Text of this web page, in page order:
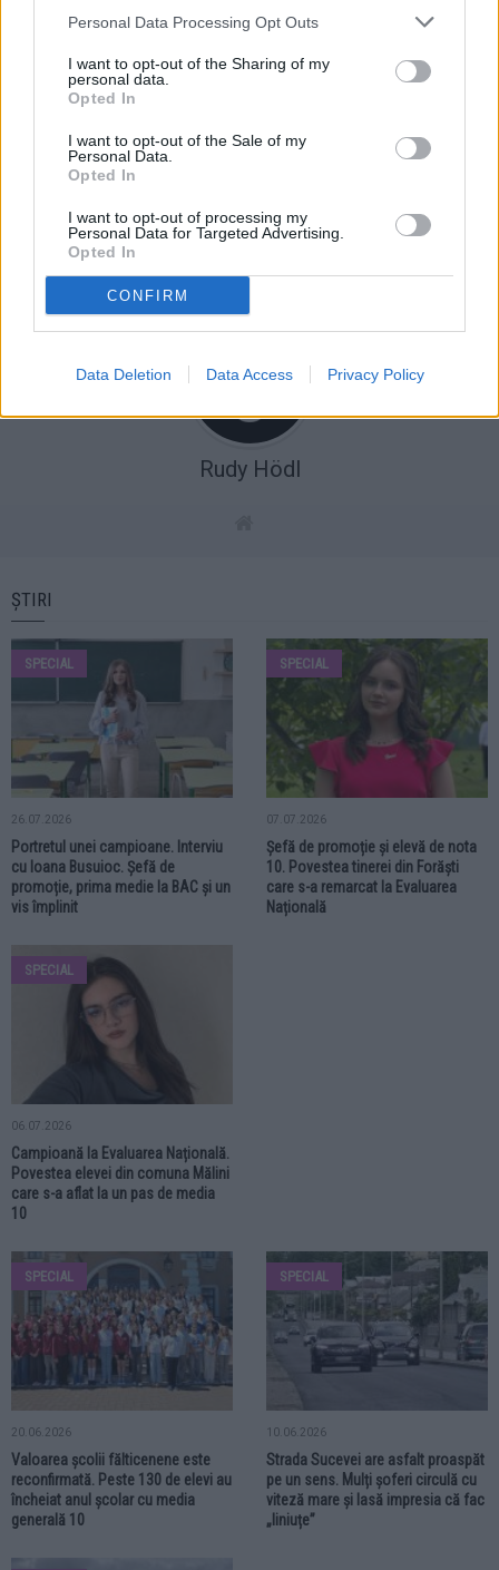
Personal Data Processing Opt Outs
I want to opt-out of the Sharing of my
personal data.
Opted In
I want to opt-out of the Sale of my
Personal Data.
Opted In
I want to opt-out of processing my
Personal Data for Targeted Advertising.
Opted In
CONFIRM
Data Deletion Data Access Privacy Policy
NEXT ARTICLE
Eveniment rutier pe raza comunei Baia. Autoturism
alcoolului
PREVIOUS ARTICLE
Evaluare Națională 2022. Rezultatele elevilor din
Fălticeni. Singura medie de 10 este la Școala „Ion
Irimescu”
Rudy Hödl
ȘTIRI
SPECIAL
26.07.2026
Portretul unei campioane. Interviu
cu Ioana Busuioc. Șefă de
promoție, prima medie la BAC și un
vis împlinit
SPECIAL
07.07.2026
Șefă de promoție și elevă de nota
10. Povestea tinerei din Forăști
care s-a remarcat la Evaluarea
Națională
SPECIAL
06.07.2026
Campioană la Evaluarea Națională.
Povestea elevei din comuna Mălini
care s-a aflat la un pas de media
10
SPECIAL
20.06.2026
Valoarea școlii fălticenene este
reconfirmată. Peste 130 de elevi au
încheiat anul școlar cu media
generală 10
SPECIAL
10.06.2026
Strada Sucevei are asfalt proaspăt
pe un sens. Mulți șoferi circulă cu
viteză mare și lasă impresia că fac
„liniuțe”